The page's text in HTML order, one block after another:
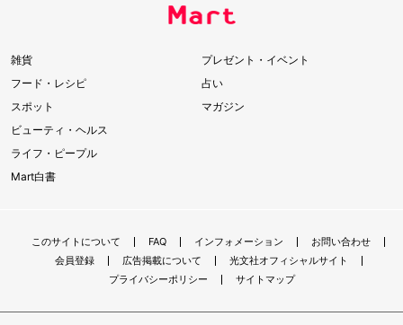
雑貨
フード・レシピ
スポット
ビューティ・ヘルス
ライフ・ピープル
Mart白書
プレゼント・イベント
占い
マガジン
このサイトについて FAQ インフォメーション
お問い合わせ
会員登録
広告掲載について
光文社オフィシャルサイト
プライバシーポリシー
サイトマップ